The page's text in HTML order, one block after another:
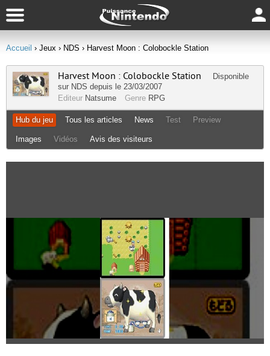
Accueil › Jeux › NDS › Harvest Moon : Colobockle Station
Harvest Moon : Colobockle Station
Disponible
sur NDS depuis le 23/03/2007
Editeur Natsume Genre RPG
Hub du jeu Tous les articles News Test Preview
Images Vidéos Avis des visiteurs